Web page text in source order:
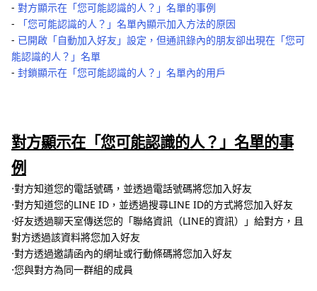
‐ 對方顯示在「您可能認識的人？」名單的事例
‐
「您可能認識的人？」名單內顯示加入方法的原因
‐ 已開啟「自動加入好友」設定，但通訊錄內的朋友卻出現在「您可
能認識的人？」名單
‐ 封鎖顯示在「您可能認識的人？」名單內的用戶
對方顯示在「您可能認識的人？」名單的事
例
⋅對方知道您的電話號碼，並透過電話號碼將您加入好友
⋅對方知道您的LINE ID，並透過搜尋LINE ID的方式將您加入好友
⋅好友透過聊天室傳送您的「聯絡資訊（LINE的資訊）」給對方，且
對方透過該資料將您加入好友
⋅對方透過邀請函內的網址或行動條碼將您加入好友
⋅您與對方為同一群組的成員